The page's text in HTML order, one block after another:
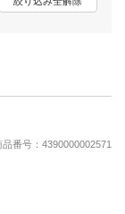
品番号：4390000002571